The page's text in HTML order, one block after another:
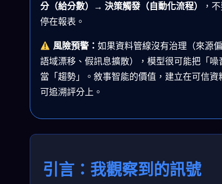
分（給分數）→ 決策觸發（自動化流程）
，
停在報表。
風險預警： 如果資料管線沒有治理（來源
語域漂移、假訊息擴散），模型很可能把「噪
當「趨勢」。敘事智能的價值，建立在可信資
可追溯評分上。
引言：我觀察到的訊號